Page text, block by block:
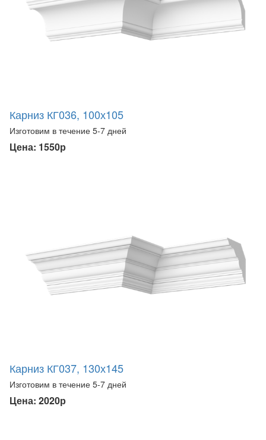
Карниз КГ036, 100х105
Изготовим в течение 5-7 дней
Цена: 1550р
Карниз КГ037, 130х145
Изготовим в течение 5-7 дней
Цена: 2020р